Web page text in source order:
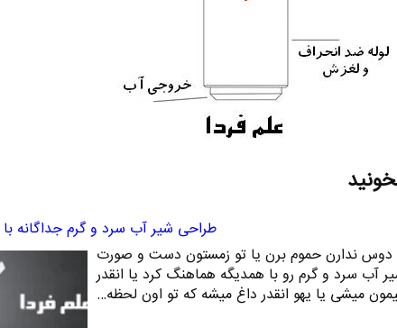
طراحی شیر آب سرد و گرم جداگانه
دوس ندارن حموم برن یا تو زمستون دست و صورت
آب سرد و گرم رو با همدیگه هماهنگ کرد یا انقدر
میشی یا یهو انقدر داغ میشه که تو اون لحظه…